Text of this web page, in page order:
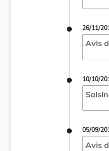
26/11/
Avis
10/10/
05/09/
Avis